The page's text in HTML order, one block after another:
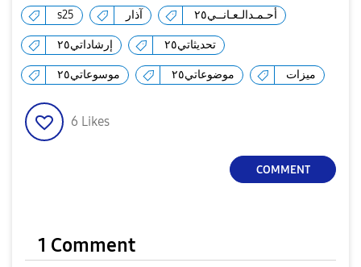
s25 آذار أحـمـدالـعـانــي٢٥
إرشاداتي٢٥ تحديثاتي٢٥
موسوعاتي٢٥ موضوعاتي٢٥ ميزات
6 Likes
COMMENT
1 Comment